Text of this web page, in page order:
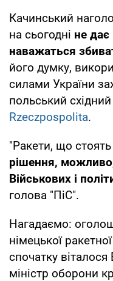
Качинський
на сьогодні не
наважаться
його думку,
силами України
польський
Rzeczpospolita.
"Ракети, що
рішення,
Військових і
голова "ПіС".
Нагадаємо:
німецької
спочатку
міністр оборони